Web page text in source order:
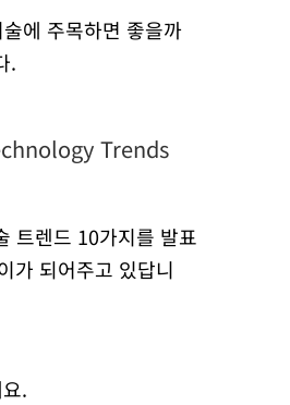
에 주목하면 좋을까
.
Trends
트렌드 10가지를 발표
가 되어주고 있답니
.